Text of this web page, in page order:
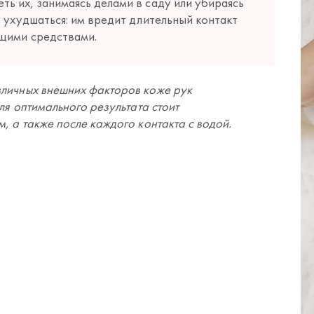
им вредит длительный контакт
средствами.
внешних факторов коже рук
оптимального результата стоит
а также после каждого контакта с водой.